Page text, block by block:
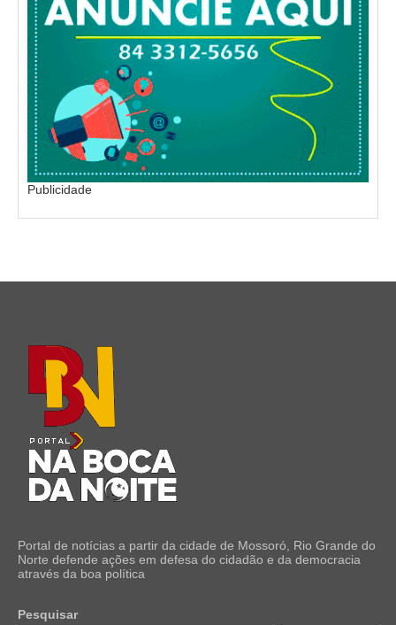
Publicidade
Portal de notícias a partir da cidade de Mossoró, Rio Grande do
Norte defende ações em defesa do cidadão e da democracia
através da boa política
Pesquisar